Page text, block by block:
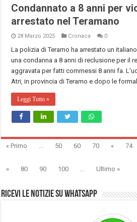
Condannato a 8 anni per
arrestato nel Teramano
28 Marzo 2025 Cronaca 0
La polizia di Teramo ha arrestato un
una condanna a 8 anni di reclusione per il
aggravata per fatti commessi 8 anni fa.
Atri, in provincia di Teramo e dopo le
Leggi Tutto »
« Primo ... 50 60 70 « 74
»
80 90 100 ... Ultimo »
Ricevi le notizie su Whatsapp